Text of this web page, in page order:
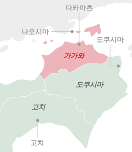
가가와
도쿠시마
고치
나오시마
다카마츠
도쿠시마
고치